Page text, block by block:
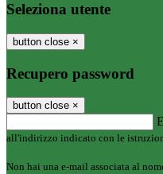
Seleziona utente
button close ×
Recupero password
button close ×
all'indirizzo indicato con le
Non hai una e-mail associata al